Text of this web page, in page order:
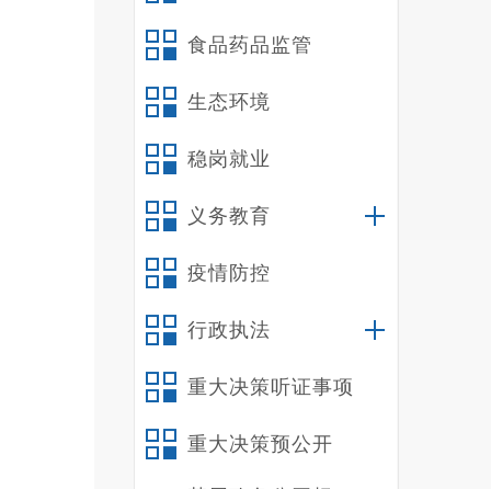
食品药品监管
生态环境
稳岗就业
义务教育
疫情防控
行政执法
重大决策听证事项
重大决策预公开